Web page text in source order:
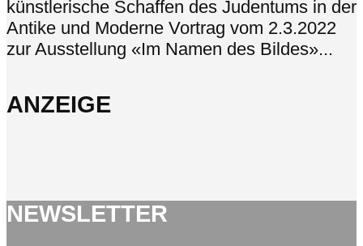
künstlerische Schaffen des Judentums in der
Antike und Moderne Vortrag vom 2.3.2022
zur Ausstellung «Im Namen des Bildes»...
ANZEIGE
NEWSLETTER